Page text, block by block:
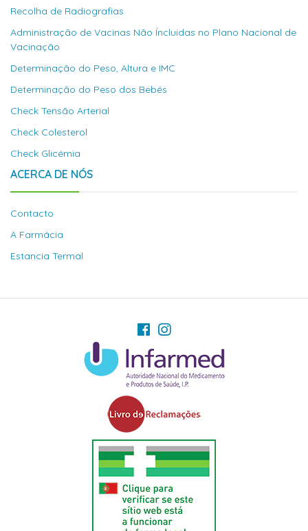
Recolha de Radiografias
Administração de Vacinas Não Íncluidas no Plano Nacional de
Vacinação
Determinação do Peso, Altura e IMC
Determinação do Peso dos Bebés
Check Tensão Arterial
Check Colesterol
Check Glicémia
ACERCA DE NÓS
Contacto
A Farmácia
Estancia Termal